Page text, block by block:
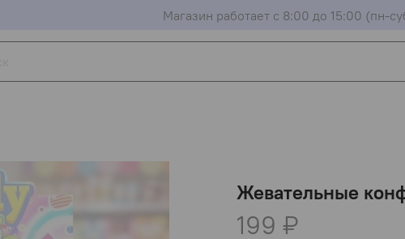
Магазин работает с 8:00 до 15:00 (пн-
Жевательные
199 ₽